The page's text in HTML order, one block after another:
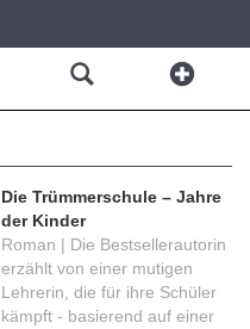
Die Trümmerschule – Jahre
der Kinder
Roman | Die Bestsellerautorin
erzählt von einer mutigen
Lehrerin, die für ihre Schüler
kämpft - basierend auf einer